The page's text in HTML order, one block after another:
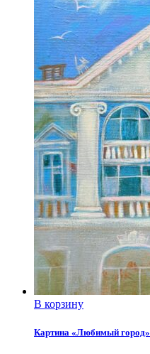
В корзину
Картина «Любимый город»